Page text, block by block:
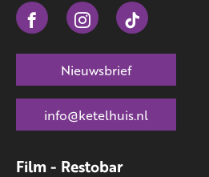
Film - Restobar
Nieuwsbrief
info@ketelhuis.nl